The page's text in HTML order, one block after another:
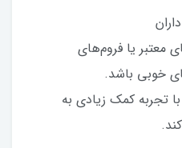
معتبر یا فروم‌های
خوبی باشد.
تجربه کمک زیادی به